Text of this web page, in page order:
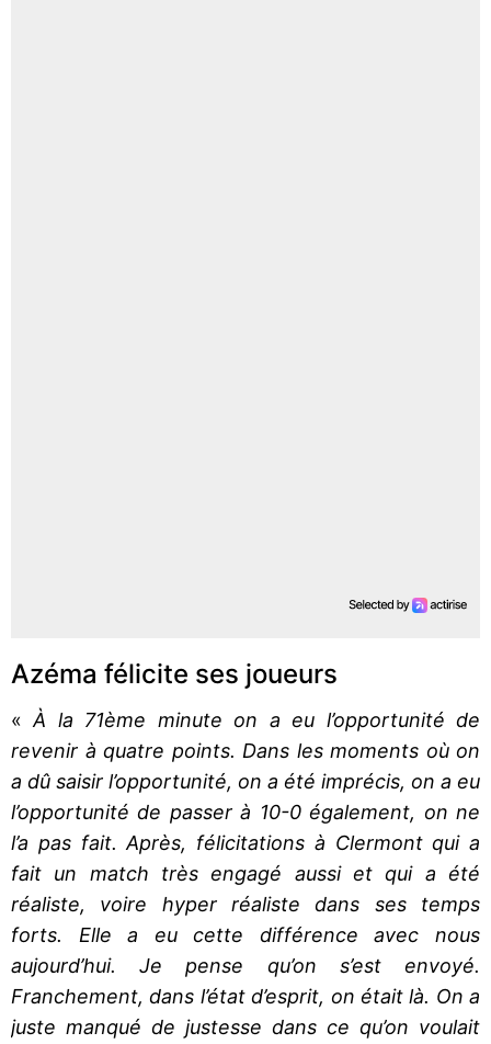
Azéma félicite ses joueurs
« À la 71ème minute on a eu l’opportunité de
revenir à quatre points. Dans les moments où on
a dû saisir l’opportunité, on a été imprécis, on a eu
l’opportunité de passer à 10-0 également, on ne
l’a pas fait. Après, félicitations à Clermont qui a
fait un match très engagé aussi et qui a été
réaliste, voire hyper réaliste dans ses temps
forts. Elle a eu cette différence avec nous
aujourd’hui. Je pense qu’on s’est envoyé.
Franchement, dans l’état d’esprit, on était là. On a
juste manqué de justesse dans ce qu’on voulait